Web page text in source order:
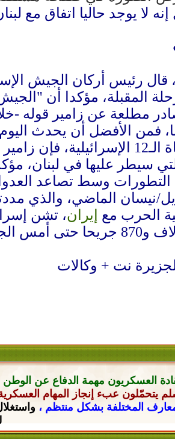
إنه لا يوجد حاليا اتفاق
قال رئيس أركان الجيش
المقبلة، مؤكدا أن
مطلعة عن زامير قوله -
لنا، فمن الأفضل أن يحدث
ووفقا للقناة الـ12
سيطر عليها في لبنان،
التطورات وسط تصاعد
الحرب مع
إيران
نت + وكالات
العسكريون مهمة الدفاع عن الوطن
يتحمّلون عبء إنجاز المهام
المختلفة بشكل منتظم ،